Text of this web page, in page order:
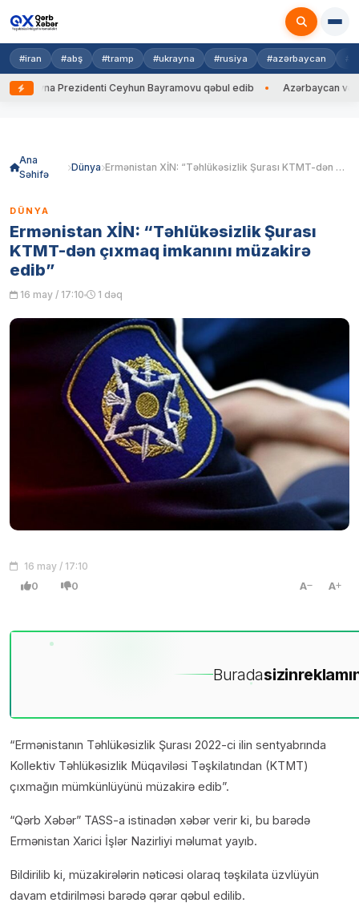
#iran #abş #tramp #ukrayna #rusiya #azərbaycan
Prezidenti Ceyhun Bayramovu qəbul edib Azərbaycan və
Ana
Səhifə
Dünya Ermənistan XİN: “Təhlükəsizlik Şurası KTMT-dən çıxmaq imkanını müzakirə edib”
DÜNYA
Ermənistan XİN: “Təhlükəsizlik Şurası
KTMT-dən çıxmaq imkanını müzakirə
edib”
16 may / 17:10 1 dəq
16 may / 17:10
0 0 A A
Buradasizin
“Ermənistanın Təhlükəsizlik Şurası 2022-ci ilin sentyabrında
Kollektiv Təhlükəsizlik Müqaviləsi Təşkilatından (KTMT)
çıxmağın mümkünlüyünü müzakirə edib”.
“Qərb Xəbər” TASS-a istinadən xəbər verir ki, bu barədə
Ermənistan Xarici İşlər Nazirliyi məlumat yayıb.
Bildirilib ki, müzakirələrin nəticəsi olaraq təşkilata üzvlüyün
davam etdirilməsi barədə qərar qəbul edilib.